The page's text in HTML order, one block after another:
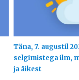
Täna, 7. augustil
selgimistega ilm,
ja äikest